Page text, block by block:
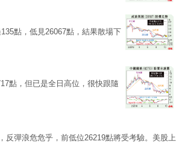
點，低見26067點，結果散場下
點，但已是全日高位，很快跟隨
反彈浪危危乎，前低位26219點將受考驗。美股上